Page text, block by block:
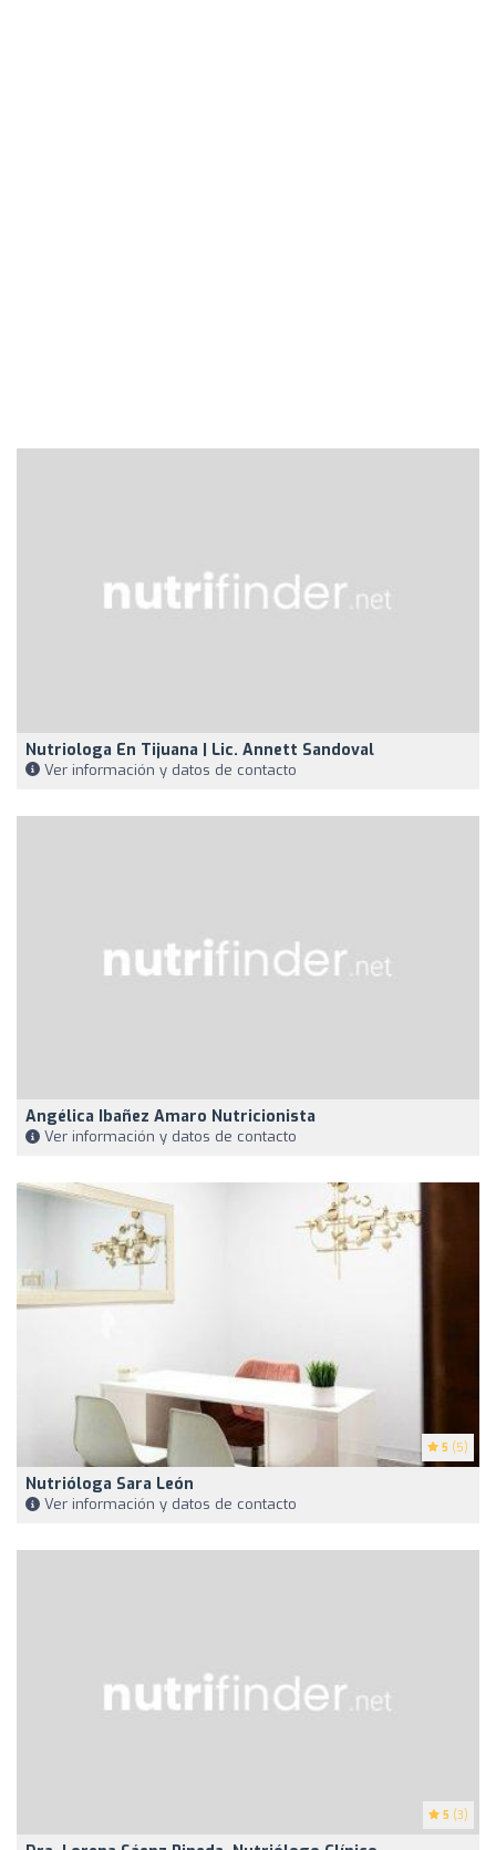
Nutriologa En Tijuana | Lic. Annett Sandoval
Ver información y datos de contacto
Angélica Ibañez Amaro Nutricionista
Ver información y datos de contacto
5 (5)
Nutrióloga Sara León
Ver información y datos de contacto
5 (3)